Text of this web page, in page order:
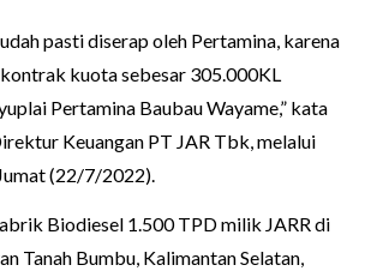
pasti diserap oleh Pertamina, karena
kuota sebesar 305.000KL
Pertamina Baubau Wayame,” kata
Keuangan PT JAR Tbk, melalui
(22/7/2022).
Biodiesel 1.500 TPD milik JARR di
Tanah Bumbu, Kalimantan Selatan,